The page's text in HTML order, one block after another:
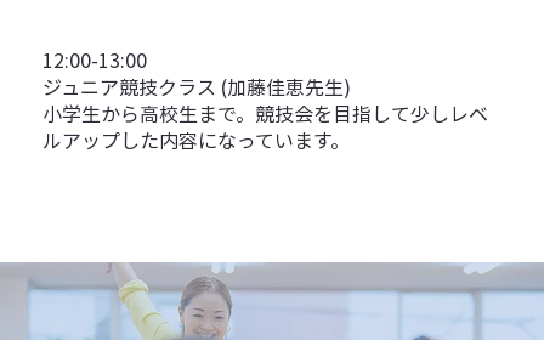
12:00-13:00
ジュニア競技クラス (加藤佳恵先生)
小学生から高校生まで。競技会を目指して少しレベ
ルアップした内容になっています。